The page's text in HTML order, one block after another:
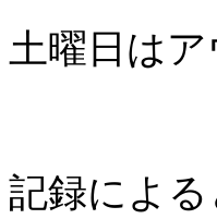
土曜日は
記録によ